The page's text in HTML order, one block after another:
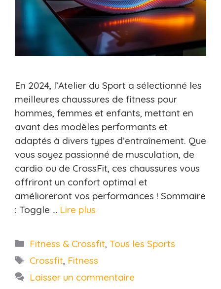
En 2024, l’Atelier du Sport a sélectionné les
meilleures chaussures de fitness pour
hommes, femmes et enfants, mettant en
avant des modèles performants et
adaptés à divers types d’entraînement. Que
vous soyez passionné de musculation, de
cardio ou de CrossFit, ces chaussures vous
offriront un confort optimal et
amélioreront vos performances ! Sommaire
: Toggle … Lire plus
Catégories
Fitness & Crossfit,Tous les Sports
Étiquettes
Crossfit, Fitness
Laisser un commentaire